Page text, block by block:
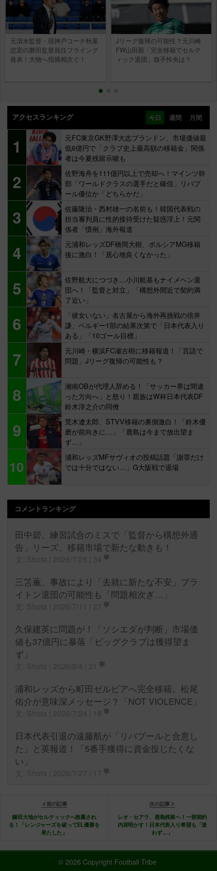
元清水監督・現神戸コーチ秋葉
忠宏の磐田監督就任フライング
発表！大物へ指摘相次ぐ！
Jリーグ復帰の可能性？元川崎
FW山田新「完全移籍でセルテ
ィック退団」旗手怜央は？
アクセスランキング 今日 週間 月間
1
元FC東京GK野澤大志ブランドン、市場価値最
低6億円で「クラブ史上最高額の移籍金」関係
者は今夏残留示唆も
2
佐野海舟を111億円以上で売却へ！マインツ幹
部「ワールドクラスの選手だと確信」リバプ
ール優位か「どちらかだ」
3
佐藤隆治・西村雄一の名前も！韓国代表戦の
担当審判員に性的接待受けた疑惑浮上！元関
係者「慣例」海外報道
4
元浦和レッズDF橋岡大樹、ボルシアMG移籍
後に激白！「居心地良くなかった」
5
佐野航大につづき…小川航基もナイメヘン退
団へ！「監督と対立」「構想外間近で契約満
了近い」
6
「彼女いない」名古屋から海外再挑戦の倍井
謙、ベルギー1部の結果次第で「日本代表入り
ある」「10ゴール目標」
7
元川崎・横浜FC瀬古樹に移籍報道！「言語で
問題」Jリーグ復帰の可能性も？
8
湘南OBが代理人辞める！「サッカー界は間違
った方向へ」と怒り！親族はW杯日本代表DF
鈴木淳之介の同僚
9
荒木遼太郎、STVV移籍の裏側激白！「鈴木優
磨が前向きに…」「鹿島は今まで放出望ま
ず…」
10
浦和レッズMFサヴィオの投稿話題「謝罪だけ
では十分ではない…」G大阪戦で退場
コメントランキング
田中碧、練習試合のミスで「監督から構想外通
告」リーズ、移籍市場で新たな動きも！
三笘薫、事故により「去就に新たな不安」ブラ
イトン退団の可能性も「問題相次ぎ…」
久保建英に問題が！「ソシエダが判断」市場価
値も37億円に暴落「ビッグクラブは獲得望ま
ず」
浦和レッズから町田ゼルビアへ完全移籍。松尾
佑介が意味深メッセージ？「NOT VIOLENCE」
日本代表引退の遠藤航が「リバプールと合意し
た」と英報道！「5番手獲得に資金投じたくな
い」
前の記事
鎌田大地がセルティックへ推薦され
る！「レンジャーズを破ってEL優勝を
果たした」
次の記事
レオ・セアラ、鹿島残留へ！一部契約
内容明かす！日本代表入り希望も「迷
わず…」
© 2026 Copyright Football Tribe